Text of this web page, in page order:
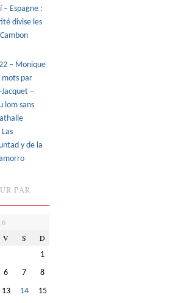
– Espagne :
divise les
– Monique
mots par
–
lom sans
y de la
PAR
V S D
1
6 7
8
13 14
15